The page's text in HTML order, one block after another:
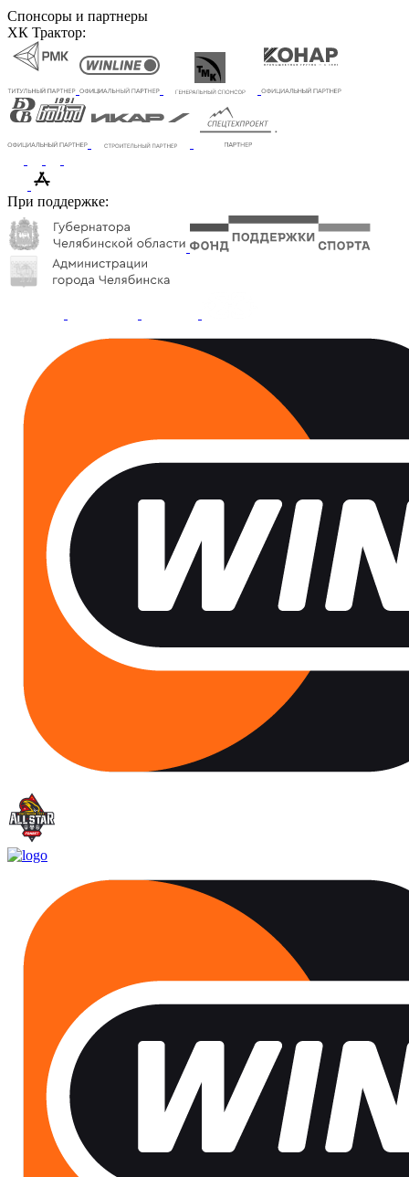
Спонсоры и партнеры
ХК Трактор:
При поддержке: